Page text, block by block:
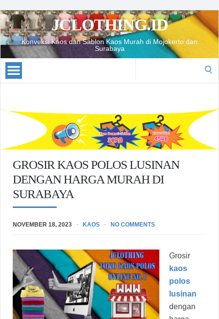
JCLOTHING.ID
Konveksi Kaos dan Sablon Kaos Murah di Mojokerto dan
Surabaya
GROSIR KAOS POLOS LUSINAN
DENGAN HARGA MURAH DI
SURABAYA
NOVEMBER 18, 2023 KAOS NO COMMENTS
Grosir
kaos
polos
lusinan
dengan